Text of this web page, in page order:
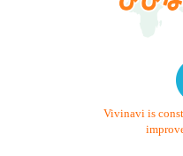
Vivinavi is